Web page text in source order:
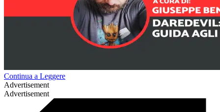
Continua a Leggere
Advertisement
Advertisement